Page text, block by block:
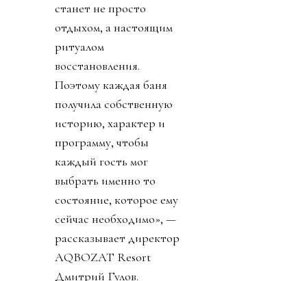
станет не просто
отдыхом, а настоящим
ритуалом
восстановления.
Поэтому каждая баня
получила собственную
историю, характер и
программу, чтобы
каждый гость мог
выбрать именно то
состояние, которое ему
сейчас необходимо», —
рассказывает директор
AQBOZAT Resort
Дмитрий Гулов.